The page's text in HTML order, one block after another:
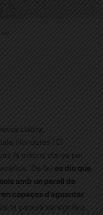
xia
Llatina,
Hondures i El
fa milions d’anys per
De fet es diu que
amb un parell de
capaços d’aguantar
la paraula xia significa